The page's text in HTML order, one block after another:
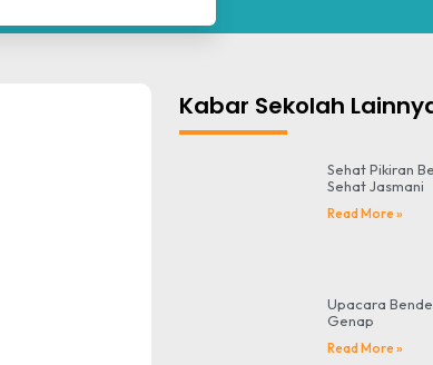
Kabar Sekolah
Sehat Pikiran
Sehat Jasmani
Read More »
Upacara
Genap
Read More »